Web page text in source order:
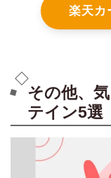
楽天カ
その他、
テイン5選